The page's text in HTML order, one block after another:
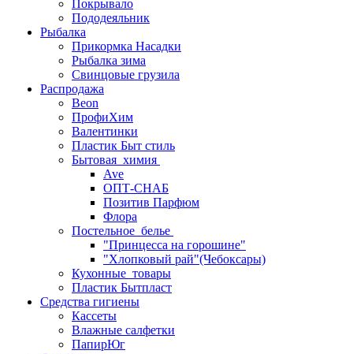
Покрывало
Пододеяльник
Рыбалка
Прикормка Насадки
Рыбалка зима
Свинцовые грузила
Распродажа
Beon
ПрофиХим
Валентинки
Пластик Быт стиль
Бытовая_химия
Ave
ОПТ-СНАБ
Позитив Парфюм
Флора
Постельное_белье
"Принцесса на горошине"
"Хлопковый рай"(Чебоксары)
Кухонные_товары
Пластик Бытпласт
Средства гигиены
Кассеты
Влажные салфетки
ПапирЮг